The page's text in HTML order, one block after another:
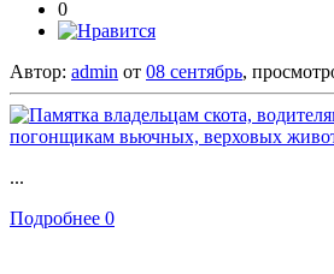
0
Автор: admin от 08 сентябрь,
...
Подробнее 0